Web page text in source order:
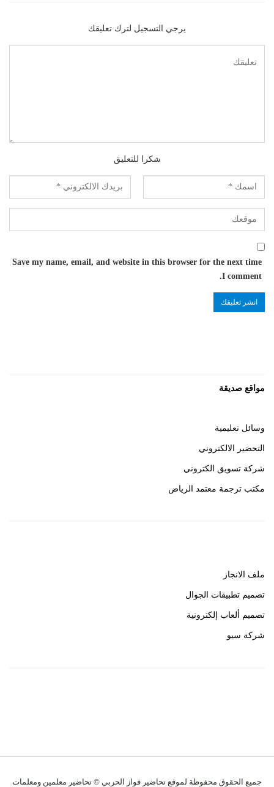
يرجي التسجيل لترك تعليقك
شكرا للتعليق
Save my name, email, and website in this browser for the next time
I comment.
مواقع صديقة
وسائل تعليمية
التحضير الالكتروني
شركة تسويق الكتروني
مكتب ترجمة معتمد الرياض
ملف الانجاز
تصميم تطبيقات الجوال
تصميم ألعاب إلكترونية
شركة سيو
جميع الحقوق محفوظة لموقع تحاضير فواز الحربي © تحاضير معلمين ومعلمات